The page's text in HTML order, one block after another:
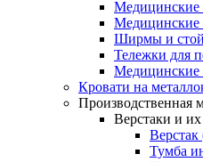
Медицинские
Медицинские
Ширмы и
Тележки для
Медицинские
Кровати на
Производственная
Верстаки и
Верстак
Тумба